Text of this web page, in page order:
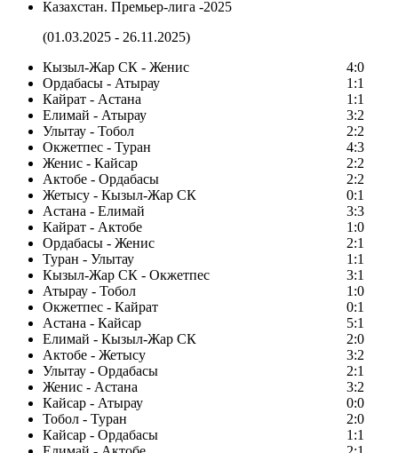
Казахстан. Премьер-лига -2025
(01.03.2025 - 26.11.2025)
Кызыл-Жар СК - Женис
4:0
Ордабасы - Атырау
1:1
Кайрат - Астана
1:1
Елимай - Атырау
3:2
Улытау - Тобол
2:2
Окжетпес - Туран
4:3
Женис - Кайсар
2:2
Актобе - Ордабасы
2:2
Жетысу - Кызыл-Жар СК
0:1
Астана - Елимай
3:3
Кайрат - Актобе
1:0
Ордабасы - Женис
2:1
Туран - Улытау
1:1
Кызыл-Жар СК - Окжетпес
3:1
Атырау - Тобол
1:0
Окжетпес - Кайрат
0:1
Астана - Кайсар
5:1
Елимай - Кызыл-Жар СК
2:0
Актобе - Жетысу
3:2
Улытау - Ордабасы
2:1
Женис - Астана
3:2
Кайсар - Атырау
0:0
Тобол - Туран
2:0
Кайсар - Ордабасы
1:1